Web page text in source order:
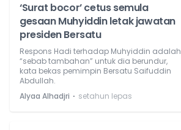
‘Surat bocor’ cetus semula
gesaan Muhyiddin letak jawatan
presiden Bersatu
Respons Hadi terhadap Muhyiddin adalah
“sebab tambahan” untuk dia berundur,
kata bekas pemimpin Bersatu Saifuddin
Abdullah.
Alyaa Alhadjri ⋅ setahun lepas